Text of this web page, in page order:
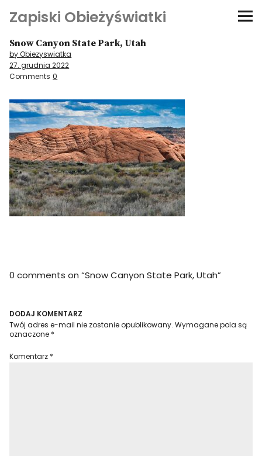
Zapiski Obieżyświatki
Podróże
Kultura i sztuka
Kątem oka
O-fiszki
Niezwyczajne ściany
Dom na kółkach
Snow Canyon State Park, Utah
by Obiezyswiatka
27. grudnia 2022
Comments 0
0 comments on “Snow Canyon State Park, Utah”
DODAJ KOMENTARZ
Twój adres e-mail nie zostanie opublikowany. Wymagane pola są
oznaczone *
Komentarz *